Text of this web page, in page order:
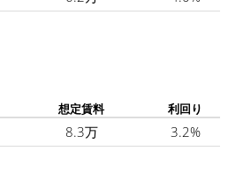
想定賃料 利回り
8.3万 3.2%